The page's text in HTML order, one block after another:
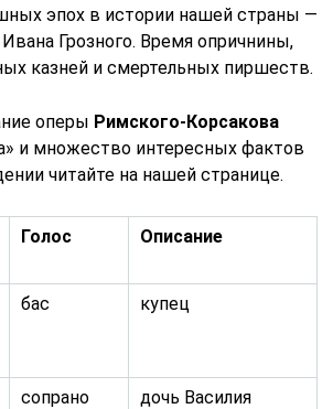
эпох в истории нашей страны —
Грозного. Время опричнины,
казней и смертельных пиршеств.
оперы Римского-Корсакова
и множество интересных фактов
читайте на нашей странице.
Голос Описание
бас купец
сопрано
дочь Василия